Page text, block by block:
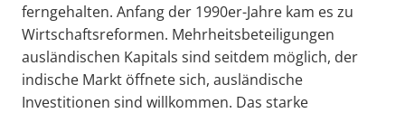
ferngehalten. Anfang der 1990er-Jahre kam es zu
Wirtschaftsreformen. Mehrheitsbeteiligungen
ausländischen Kapitals sind seitdem möglich, der
indische Markt öffnete sich, ausländische
Investitionen sind willkommen. Das starke